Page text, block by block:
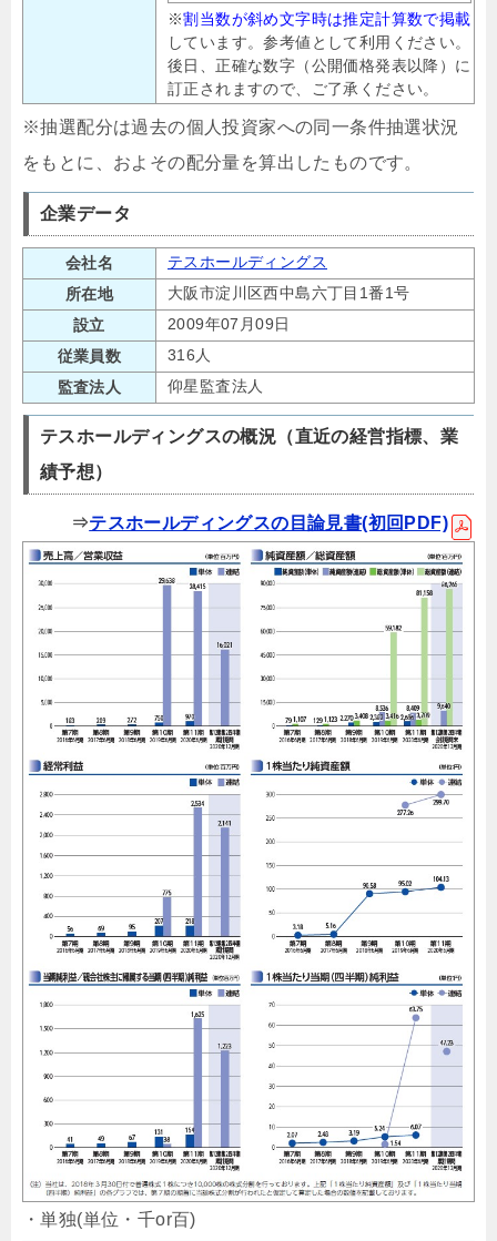
※割当数が斜め文字時は推定計算数で掲載
しています。参考値として利用ください。
後日、正確な数字（公開価格発表以降）に
訂正されますので、ご了承ください。
※抽選配分は過去の個人投資家への同一条件抽選状況
をもとに、およその配分量を算出したものです。
企業データ
会社名
テスホールディングス
所在地
大阪市淀川区西中島六丁目1番1号
設立
2009年07月09日
従業員数
316人
監査法人
仰星監査法人
テスホールディングスの概況（直近の経営指標、業
績予想）
⇒テスホールディングスの目論見書(初回PDF)
・単独(単位・千or百)